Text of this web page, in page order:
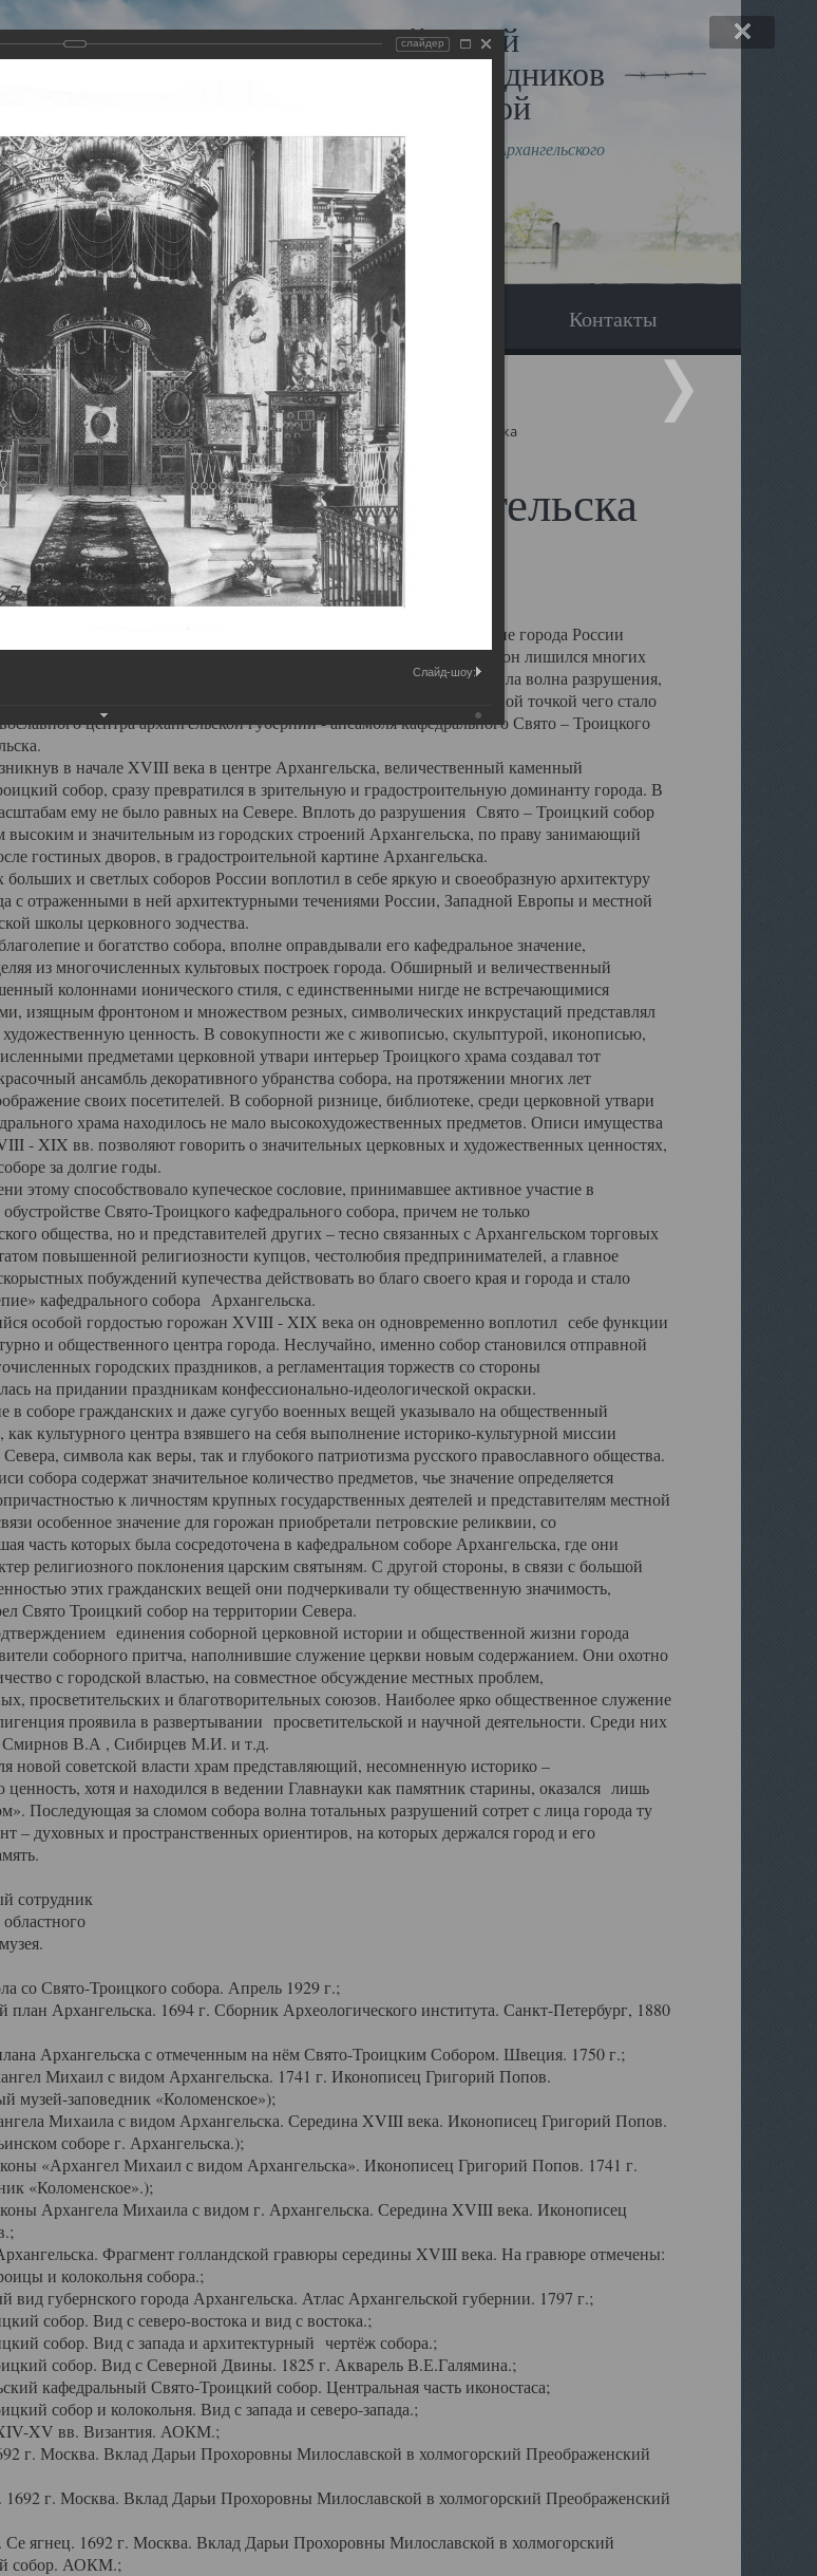
Виртуальный музей
Новомучеников и исповедников
Земли Архангельской
Сайт создан по благословлению митрополита Архангельского
и Холмогорского Даниила
Галерея Вопрос-ответ Контакты
Храмы-мученики Архангельска Свято-Троицкий собор Архангельска
Троицкий собор Архангельска
собор Архангельска
говорить, что Архангельск в большей мере, чем другие губернские города России
систематических разрушений, в результате которых он лишился многих
архитектуры. Больше всего по старому Архангельску ударила волна разрушения,
с религией, набравшая особую силу в конце 20 –х годов. Отправной точкой чего стало
центра архангельской губернии - ансамбля кафедрального Свято – Троицкого
XVIII века в центре Архангельска, величественный каменный
собор, сразу превратился в зрительную и градостроительную доминанту города. В
ему не было равных на Севере. Вплоть до разрушения Свято – Троицкий собор
высоким и значительным из городских строений Архангельска, по праву занимающий
гостиных дворов, в градостроительной картине Архангельска.
и светлых соборов России воплотил в себе яркую и своеобразную архитектуру
с отраженными в ней архитектурными течениями России, Западной Европы и местной
школы церковного зодчества.
и богатство собора, вполне оправдывали его кафедральное значение,
из многочисленных культовых построек города. Обширный и величественный
колоннами ионического стиля, с единственными нигде не встречающимися
изящным фронтоном и множеством резных, символических инкрустаций представлял
ценность. В совокупности же с живописью, скульптурой, иконописью,
предметами церковной утвари интерьер Троицкого храма создавал тот
ансамбль декоративного убранства собора, на протяжении многих лет
своих посетителей. В соборной ризнице, библиотеке, среди церковной утвари
храма находилось не мало высокохудожественных предметов. Описи имущества
- XIX вв. позволяют говорить о значительных церковных и художественных ценностях,
за долгие годы.
этому способствовало купеческое сословие, принимавшее активное участие в
обустройстве Свято-Троицкого кафедрального собора, причем не только
общества, но и представителей других – тесно связанных с Архангельском торговых
повышенной религиозности купцов, честолюбия предпринимателей, а главное
побуждений купечества действовать во благо своего края и города и стало
кафедрального собора Архангельска.
гордостью горожан XVIII - XIX века он одновременно воплотил себе функции
и общественного центра города. Неслучайно, именно собор становился отправной
городских праздников, а регламентация торжеств со стороны
на придании праздникам конфессионально-идеологической окраски.
гражданских и даже сугубо военных вещей указывало на общественный
как культурного центра взявшего на себя выполнение историко-культурной миссии
символа как веры, так и глубокого патриотизма русского православного общества.
собора содержат значительное количество предметов, чье значение определяется
к личностям крупных государственных деятелей и представителям местной
особенное значение для горожан приобретали петровские реликвии, со
часть которых была сосредоточена в кафедральном соборе Архангельска, где они
религиозного поклонения царским святыням. С другой стороны, в связи с большой
этих гражданских вещей они подчеркивали ту общественную значимость,
Свято Троицкий собор на территории Севера.
единения соборной церковной истории и общественной жизни города
соборного притча, наполнившие служение церкви новым содержанием. Они охотно
с городской властью, на совместное обсуждение местных проблем,
просветительских и благотворительных союзов. Наиболее ярко общественное служение
проявила в развертывании просветительской и научной деятельности. Среди них
В.А , Сибирцев М.И. и т.д.
советской власти храм представляющий, несомненную историко –
ценность, хотя и находился в ведении Главнауки как памятник старины, оказался лишь
Последующая за сломом собора волна тотальных разрушений сотрет с лица города ту
– духовных и пространственных ориентиров, на которых держался город и его
сотрудник
со Свято-Троицкого собора. Апрель 1929 г.;
Архангельска. 1694 г. Сборник Археологического института. Санкт-Петербург, 1880
Архангельска с отмеченным на нём Свято-Троицким Собором. Швеция. 1750 г.;
Михаил с видом Архангельска. 1741 г. Иконописец Григорий Попов.
музей-заповедник «Коломенское»);
Михаила с видом Архангельска. Середина XVIII века. Иконописец Григорий Попов.
соборе г. Архангельска.);
«Архангел Михаил с видом Архангельска». Иконописец Григорий Попов. 1741 г.
«Коломенское».);
Архангела Михаила с видом г. Архангельска. Середина XVIII века. Иконописец
Фрагмент голландской гравюры середины XVIII века. На гравюре отмечены:
и колокольня собора.;
губернского города Архангельска. Атлас Архангельской губернии. 1797 г.;
собор. Вид с северо-востока и вид с востока.;
собор. Вид с запада и архитектурный чертёж собора.;
собор. Вид с Северной Двины. 1825 г. Акварель В.Е.Галямина.;
кафедральный Свято-Троицкий собор. Центральная часть иконостаса;
собор и колокольня. Вид с запада и северо-запада.;
XV вв. Византия. АОКМ.;
г. Москва. Вклад Дарьи Прохоровны Милославской в холмогорский Преображенский
г. Москва. Вклад Дарьи Прохоровны Милославской в холмогорский Преображенский
ягнец. 1692 г. Москва. Вклад Дарьи Прохоровны Милославской в холмогорский
собор. АОКМ.;
слайдер
Слайд-шоу: